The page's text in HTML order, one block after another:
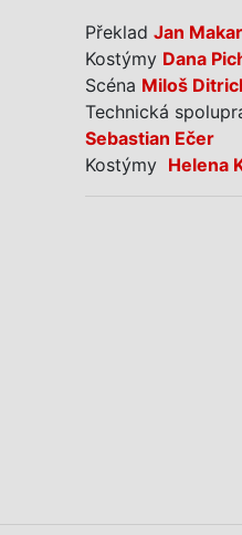
Překlad Jan
Kostýmy Dana
Scéna Miloš
Technická
Sebastian Ečer
Kostýmy Helena